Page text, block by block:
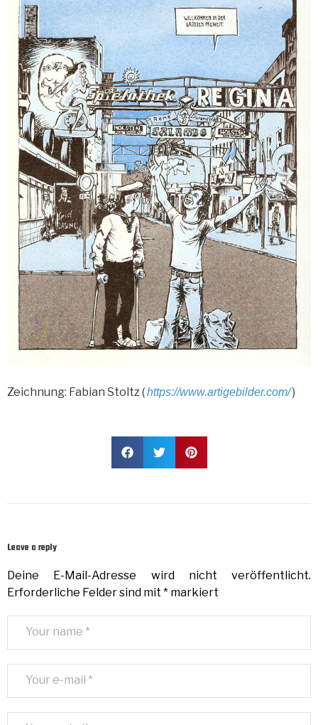
Zeichnung: Fabian Stoltz (https://www.artigebilder.com/)
Leave a reply
Deine E-Mail-Adresse wird nicht veröffentlicht.
Erforderliche Felder sind mit * markiert